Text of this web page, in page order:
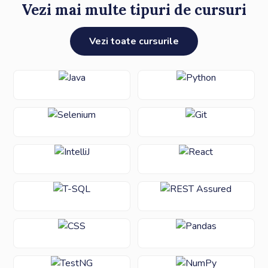
Vezi mai multe tipuri de cursuri
Vezi toate cursurile